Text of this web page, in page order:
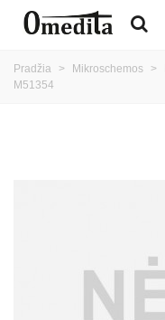
Pradžia > Mikroschemos >
M51354